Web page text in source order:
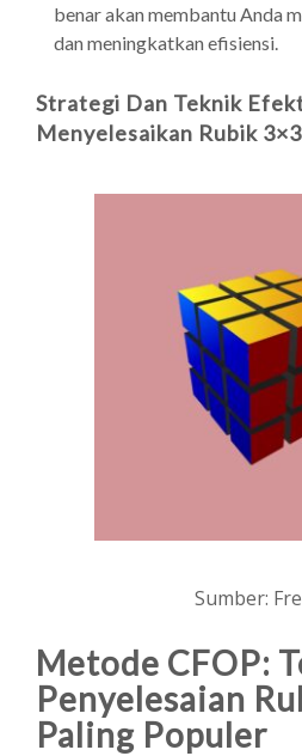
benar akan membantu Anda
dan meningkatkan efisiensi.
Strategi Dan Teknik
Menyelesaikan Rubik 3×3
Sumber:
Metode CFOP:
Penyelesaian
Paling Populer